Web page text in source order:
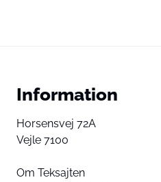
Information
Horsensvej 72A
Vejle 7100
Om Teksajten